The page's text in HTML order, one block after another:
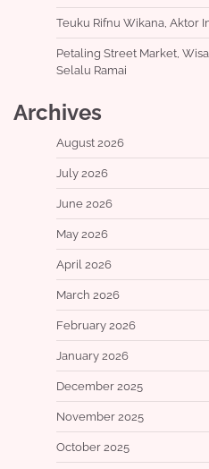
Teuku Rifnu Wikana, Aktor
Petaling Street Market,
Selalu Ramai
Archives
August 2026
July 2026
June 2026
May 2026
April 2026
March 2026
February 2026
January 2026
December 2025
November 2025
October 2025